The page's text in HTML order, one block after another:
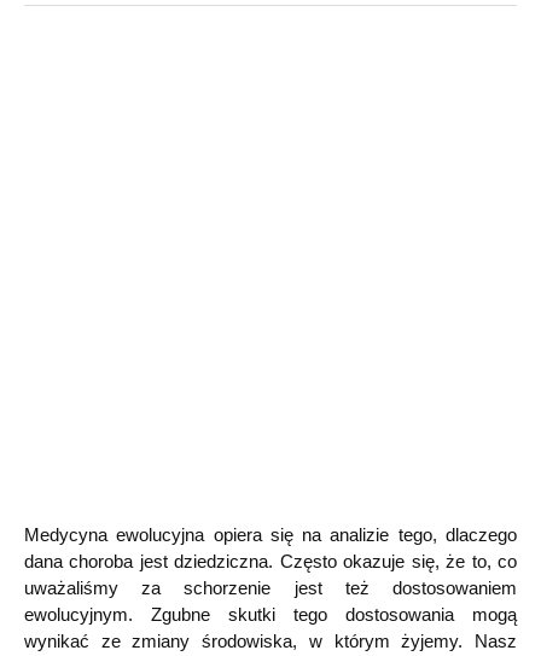
Medycyna ewolucyjna opiera się na analizie tego, dlaczego
dana choroba jest dziedziczna. Często okazuje się, że to, co
uważaliśmy za schorzenie jest też dostosowaniem
ewolucyjnym. Zgubne skutki tego dostosowania mogą
wynikać ze zmiany środowiska, w którym żyjemy. Nasz